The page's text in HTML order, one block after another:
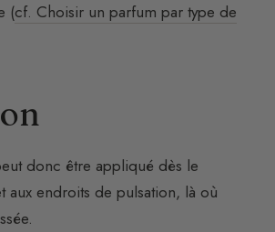
(cf. Choisir un parfum par type de
donc être appliqué dès le
aux endroits de pulsation, là où